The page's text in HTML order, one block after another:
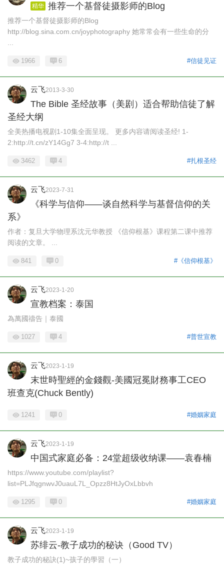
精华 推荐一个基督徒摄影师的Blog
推荐一个基督徒摄影师的Blog
http://blog.sina.com.cn/joyphotography 她常常会有一些生命的分
#信徒见证
1966 6
云飞2013-3-30
The Bible 圣经故事（美剧）适合帮助信徒了解
圣经大纲
全美热播电视剧1-10集全面呈现。 更多内容请阅读圣经! 1-
2:http://t.cn/zY14Gg7 3-4:http://t ...
#扎根圣经
3462 4
云飞2023-7-31
《科学与信仰——谈自然科学与基督信仰的关
系》
作者：复旦大学物理系沈元华教授 《信仰根基》课程第二课中推荐
阅读的文章。 ...
#《信仰根基》
841 0
云飞2023-1-20
宣教档案：泰国
為萬國禱告｜泰國
#普世宣教
1027 4
云飞2023-1-19
末世時聖經的金錢觀-美國冠冕財務事工CEO
班查克(Chuck Bently)
#婚姻家庭
1241 0
云飞2023-1-19
中国式家庭必备：24堂超级收纳课——袁春楠
https://www.youtube.com/playlist?
list=PLJfqgnwvJ0uauL7L_Opzz8HtJyOxLbbvh
#婚姻家庭
1295 0
云飞2023-1-19
苏绯云-教子成功的秘诀（Good TV）
教子成功的秘訣(1)~孩子的學習（一）